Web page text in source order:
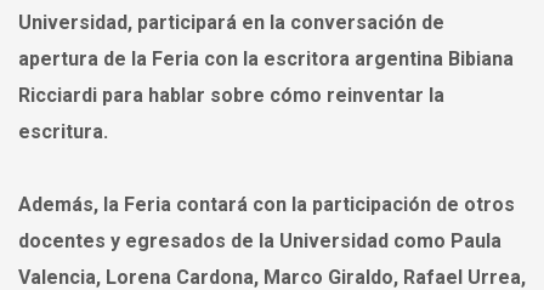
Universidad, participará en la conversación de
apertura de la Feria con la escritora argentina Bibiana
Ricciardi para hablar sobre cómo reinventar la
escritura.
Además, la Feria contará con la participación de otros
docentes y egresados de la Universidad como Paula
Valencia, Lorena Cardona, Marco Giraldo, Rafael Urrea,